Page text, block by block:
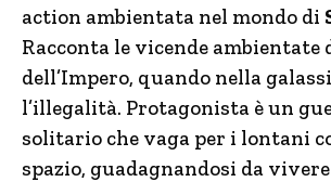
action ambientata nel mondo di
Racconta le vicende ambientate
dell’Impero, quando nella
l’illegalità. Protagonista è un
solitario che vaga per i lontani
spazio, guadagnandosi da